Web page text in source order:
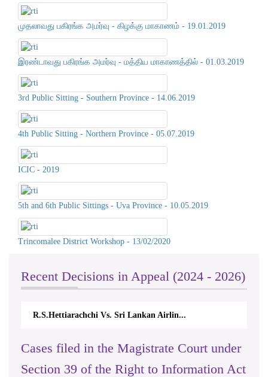
முதலாவது பகிரங்க அமர்வு - கிழக்கு மாகாணம் - 19.01.2019
இரண்டாவது பகிரங்க அமர்வு - மத்திய மாகாணத்தில் - 01.03.2019
3rd Public Sitting - Southern Province - 14.06.2019
4th Public Sitting - Northern Province - 05.07.2019
ICIC - 2019
5th and 6th Public Sittings - Uva Province - 10.05.2019
Trincomalee District Workshop - 13/02/2020
Recent Decisions in Appeal (2024 - 2026)
Vs. Sri Lankan Airlin...
Cases filed in the Magistrate Court under
Section 39 of the Right to Information Act